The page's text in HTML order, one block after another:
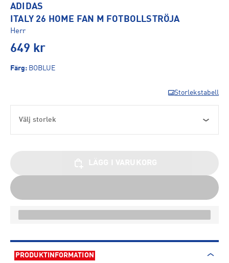
ADIDAS
ITALY 26 HOME FAN M FOTBOLLSTRÖJA
Herr
649 kr
Färg: BOBLUE
Storlekstabell
Välj storlek
PRODUKTINFORMATION